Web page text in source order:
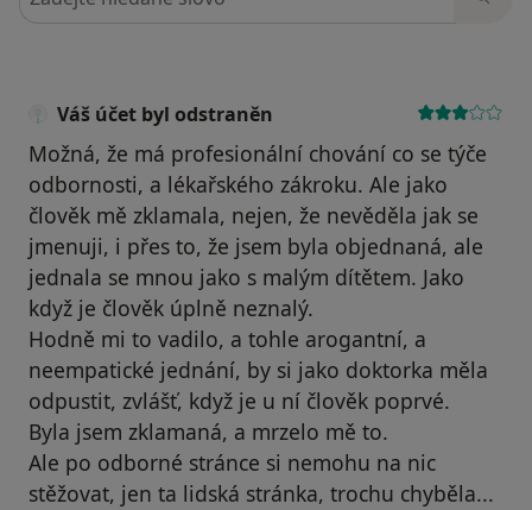
Váš účet byl odstraněn
Možná, že má profesionální chování co se týče
odbornosti, a lékařského zákroku. Ale jako
člověk mě zklamala, nejen, že nevěděla jak se
jmenuji, i přes to, že jsem byla objednaná, ale
jednala se mnou jako s malým dítětem. Jako
když je člověk úplně neznalý.
Hodně mi to vadilo, a tohle arogantní, a
neempatické jednání, by si jako doktorka měla
odpustit, zvlášť, když je u ní člověk poprvé.
Byla jsem zklamaná, a mrzelo mě to.
Ale po odborné stránce si nemohu na nic
stěžovat, jen ta lidská stránka, trochu chyběla...